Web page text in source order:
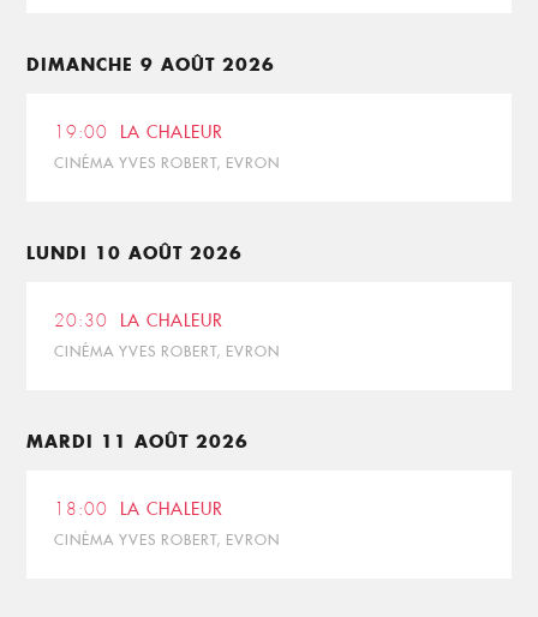
DIMANCHE 9 AOÛT 2026
19:00 LA CHALEUR
CINÉMA YVES ROBERT, EVRON
LUNDI 10 AOÛT 2026
20:30 LA CHALEUR
CINÉMA YVES ROBERT, EVRON
MARDI 11 AOÛT 2026
18:00 LA CHALEUR
CINÉMA YVES ROBERT, EVRON